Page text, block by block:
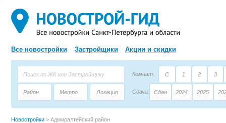
Все новостройки Застройщики Акции и скидки
Комнат: С 1 2 3
Район Метро Локация Сдача: Сдан 2024 2025
Новостройки > Адмиралтейский район